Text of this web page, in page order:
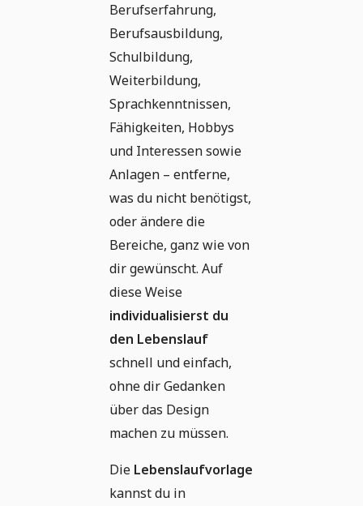
Berufserfahrung,
Berufsausbildung,
Schulbildung,
Weiterbildung,
Sprachkenntnissen,
Fähigkeiten, Hobbys
und Interessen sowie
Anlagen – entferne,
was du nicht benötigst,
oder ändere die
Bereiche, ganz wie von
dir gewünscht. Auf
diese Weise
individualisierst du
den Lebenslauf
schnell und einfach,
ohne dir Gedanken
über das Design
machen zu müssen.
Die Lebenslaufvorlage
kannst du in